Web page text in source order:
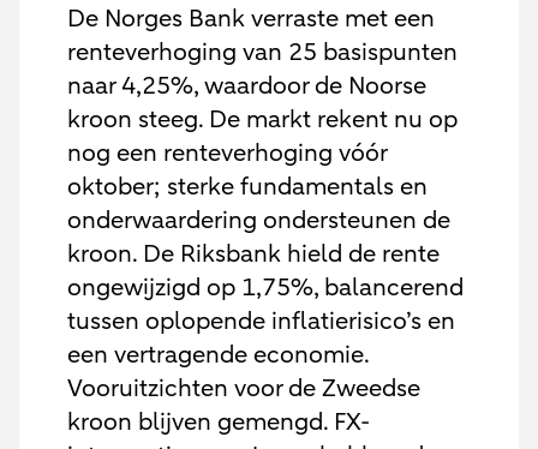
De Norges Bank verraste met een
renteverhoging van 25 basispunten
naar 4,25%, waardoor de Noorse
kroon steeg. De markt rekent nu op
nog een renteverhoging vóór
oktober; sterke fundamentals en
onderwaardering ondersteunen de
kroon. De Riksbank hield de rente
ongewijzigd op 1,75%, balancerend
tussen oplopende inflatierisico’s en
een vertragende economie.
Vooruitzichten voor de Zweedse
kroon blijven gemengd. FX-